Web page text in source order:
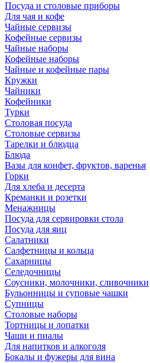
Посуда и столовые приборы
Для чая и кофе
Чайные сервизы
Кофейные сервизы
Чайные наборы
Кофейные наборы
Чайные и кофейные пары
Кружки
Чайники
Кофейники
Турки
Столовая посуда
Столовые сервизы
Тарелки и блюдца
Блюда
Вазы для конфет, фруктов, варенья
Горки
Для хлеба и десерта
Креманки и розетки
Менажницы
Посуда для сервировки стола
Посуда для яиц
Салатники
Салфетницы и кольца
Сахарницы
Селедочницы
Соусники, молочники, сливочники
Бульонницы и суповые чашки
Супницы
Столовые наборы
Тортницы и лопатки
Чаши и пиалы
Для напитков и алкоголя
Бокалы и фужеры для вина